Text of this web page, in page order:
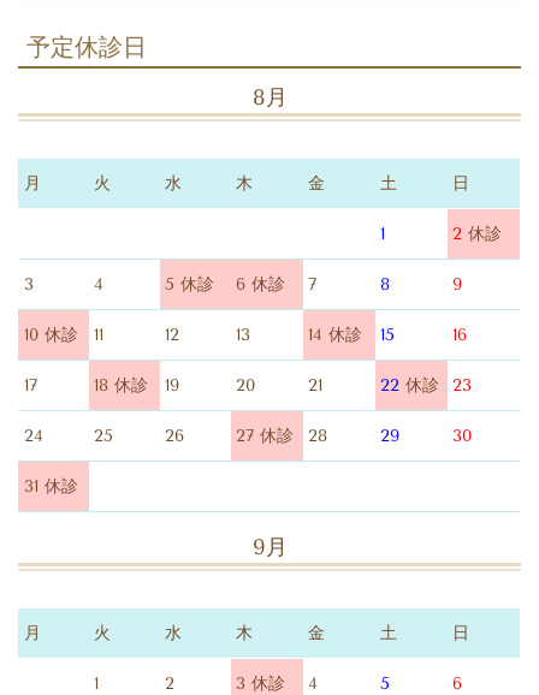
予定休診日
8月
月 火 水 木 金 土 日
1 2 休診
3 4 5 休診 6 休診 7 8 9
10 休診 11 12 13 14 休診 15 16
17 18 休診 19 20 21 22 休診 23
24 25 26 27 休診 28 29 30
31 休診
9月
月 火 水 木 金 土 日
1 2 3 休診 4 5 6